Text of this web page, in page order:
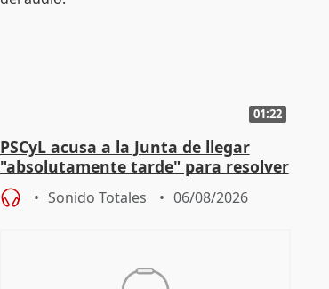
01:22
PSCyL acusa a la Junta de llegar
"absolutamente tarde" para resolver
problemas como Newcastle
Sonido Totales 06/08/2026